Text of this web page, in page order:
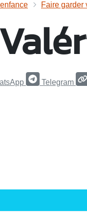
Faire garder
Telegram